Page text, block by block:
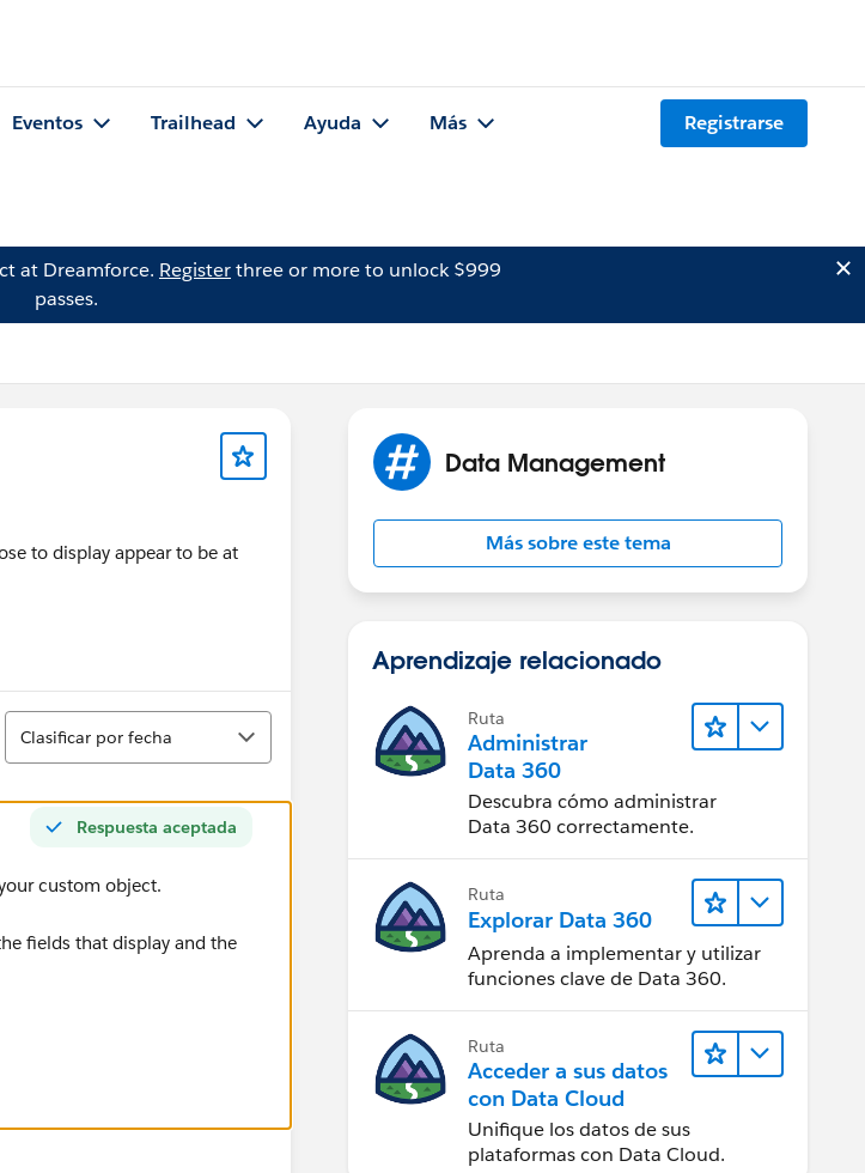
Eventos Trailhead Ayuda Más Registrarse
at Dreamforce. Registerthree or more to unlock $999
passes.
to display appear to be at
Ordenar
Clasificar por fecha
Respuesta aceptada
custom object.
fields that display and the
Data Management
Más sobre este tema
Aprendizaje relacionado
Ruta
Administrar
Data 360
Descubra cómo administrar
Data 360 correctamente.
Ruta
Explorar Data 360
Aprenda a implementar y utilizar
funciones clave de Data 360.
Ruta
Acceder a sus datos
con Data Cloud
Unifique los datos de sus
plataformas con Data Cloud.